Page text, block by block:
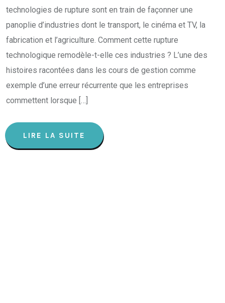
technologies de rupture sont en train de façonner une
panoplie d’industries dont le transport, le cinéma et TV, la
fabrication et l’agriculture. Comment cette rupture
technologique remodèle-t-elle ces industries ? L’une des
histoires racontées dans les cours de gestion comme
exemple d’une erreur récurrente que les entreprises
commettent lorsque […]
LIRE LA SUITE